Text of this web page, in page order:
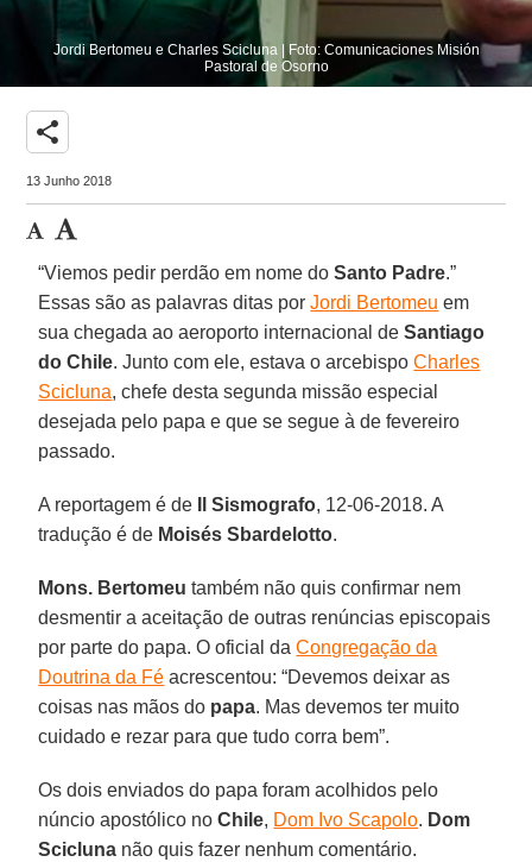
Jordi Bertomeu e Charles Scicluna | Foto: Comunicaciones Misión
Pastoral de Osorno
share
13 Junho 2018
“Viemos pedir perdão em nome do Santo Padre.”
Essas são as palavras ditas porJordi Bertomeu em
sua chegada ao aeroporto internacional deSantiago
do Chile. Junto com ele, estava o arcebispoCharles
Scicluna, chefe desta segunda missão especial
desejada pelo papa e que se segue à de fevereiro
passado.
A reportagem é de Il Sismografo, 12-06-2018. A
tradução é de Moisés Sbardelotto.
Mons. Bertomeu também não quis confirmar nem
desmentir a aceitação de outras renúncias episcopais
por parte do papa. O oficial daCongregação da
Doutrina da Fé acrescentou: “Devemos deixar as
coisas nas mãos do papa. Mas devemos ter muito
cuidado e rezar para que tudo corra bem”.
Os dois enviados do papa foram acolhidos pelo
núncio apostólico noChile, Dom Ivo Scapolo. Dom
Scicluna não quis fazer nenhum comentário.